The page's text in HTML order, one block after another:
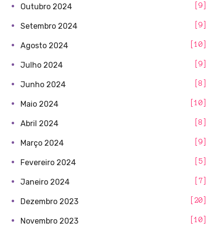
Outubro 2024 9
Setembro 2024 9
Agosto 2024 10
Julho 2024 9
Junho 2024 8
Maio 2024 10
Abril 2024 8
Março 2024 9
Fevereiro 2024 5
Janeiro 2024 7
Dezembro 2023 20
Novembro 2023 10